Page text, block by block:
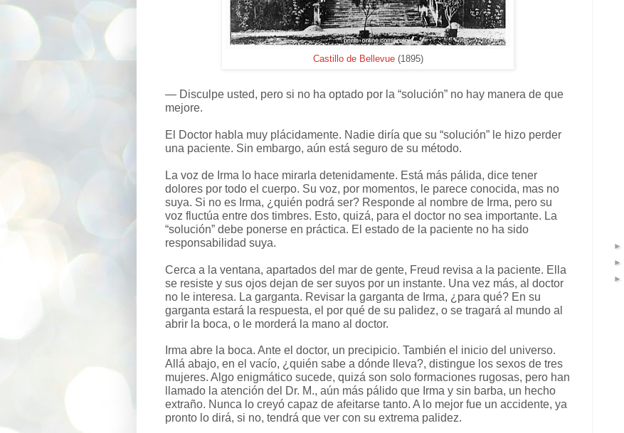
Castillo de Bellevue(1895)
— Disculpe usted, pero si no ha optado por la “solución” no hay manera de que
mejore.
El Doctor habla muy plácidamente. Nadie diría que su “solución” le hizo perder
una paciente. Sin embargo, aún está seguro de su método.
La voz de Irma lo hace mirarla detenidamente. Está más pálida, dice tener
dolores por todo el cuerpo. Su voz, por momentos, le parece conocida, mas no
suya. Si no es Irma, ¿quién podrá ser? Responde al nombre de Irma, pero su
voz fluctúa entre dos timbres. Esto, quizá, para el doctor no sea importante. La
“solución” debe ponerse en práctica. El estado de la paciente no ha sido
responsabilidad suya.
Cerca a la ventana, apartados del mar de gente, Freud revisa a la paciente. Ella
se resiste y sus ojos dejan de ser suyos por un instante. Una vez más, al doctor
no le interesa. La garganta. Revisar la garganta de Irma, ¿para qué? En su
garganta estará la respuesta, el por qué de su palidez, o se tragará al mundo al
abrir la boca, o le morderá la mano al doctor.
Irma abre la boca. Ante el doctor, un precipicio. También el inicio del universo.
Allá abajo, en el vacío, ¿quién sabe a dónde lleva?, distingue los sexos de tres
mujeres. Algo enigmático sucede, quizá son solo formaciones rugosas, pero han
llamado la atención del Dr. M., aún más pálido que Irma y sin barba, un hecho
extraño. Nunca lo creyó capaz de afeitarse tanto. A lo mejor fue un accidente, ya
pronto lo dirá, si no, tendrá que ver con su extrema palidez.
►
►
►